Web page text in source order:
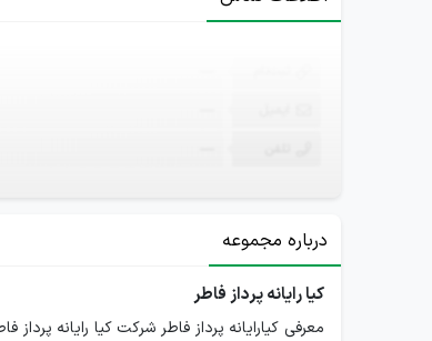
درباره مجموعه
کیا رایانه پرداز فاطر
معرفی کیارایانه پرداز فاطر شرکت کیا رایانه